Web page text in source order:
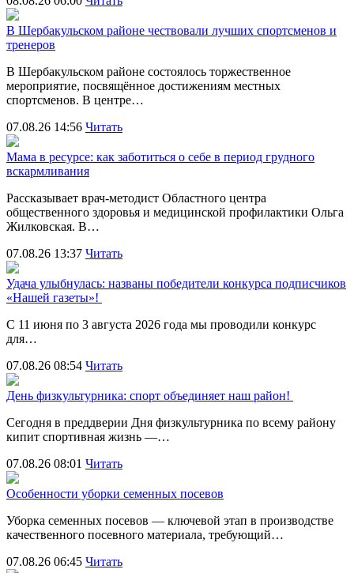
В Шербакульском районе чествовали лучших спортсменов и
тренеров
В Шербакульском районе состоялось торжественное
мероприятие, посвящённое достижениям местных
спортсменов. В центре…
07.08.26 14:56 Читать
Мама в ресурсе: как заботиться о себе в период грудного
вскармливания
Рассказывает врач-методист Областного центра
общественного здоровья и медицинской профилактики Ольга
Жилковская. В…
07.08.26 13:37 Читать
Удача улыбнулась: названы победители конкурса подписчиков
«Нашей газеты»!
С 11 июня по 3 августа 2026 года мы проводили конкурс
для…
07.08.26 08:54 Читать
День физкультурника: спорт объединяет наш район!
Сегодня в преддверии Дня физкультурника по всему району
кипит спортивная жизнь —…
07.08.26 08:01 Читать
Особенности уборки семенных посевов
Уборка семенных посевов — ключевой этап в производстве
качественного посевного материала, требующий…
07.08.26 06:45 Читать